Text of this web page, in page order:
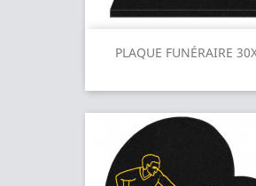
PLAQUE FUNÉRAIRE